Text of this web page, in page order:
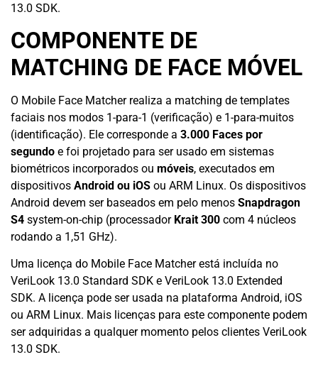
13.0 SDK.
COMPONENTE DE
MATCHING DE FACE MÓVEL
O Mobile Face Matcher realiza a matching de templates
faciais nos modos 1-para-1 (verificação) e 1-para-muitos
(identificação). Ele corresponde a 3.000 Faces por
segundo e foi projetado para ser usado em sistemas
biométricos incorporados ou móveis, executados em
dispositivos Android ou iOS ou ARM Linux. Os dispositivos
Android devem ser baseados em pelo menos Snapdragon
S4 system-on-chip (processador Krait 300 com 4 núcleos
rodando a 1,51 GHz).
Uma licença do Mobile Face Matcher está incluída no
VeriLook 13.0 Standard SDK e VeriLook 13.0 Extended
SDK. A licença pode ser usada na plataforma Android, iOS
ou ARM Linux. Mais licenças para este componente podem
ser adquiridas a qualquer momento pelos clientes VeriLook
13.0 SDK.